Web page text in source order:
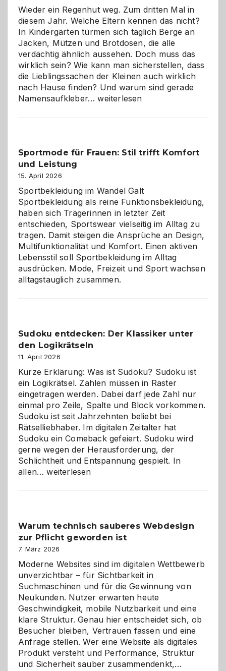
die
richtige
Wahl?
Wieder ein Regenhut weg. Zum dritten Mal in
diesem Jahr. Welche Eltern kennen das nicht?
In Kindergärten türmen sich täglich Berge an
Jacken, Mützen und Brotdosen, die alle
verdächtig ähnlich aussehen. Doch muss das
wirklich sein? Wie kann man sicherstellen, dass
die Lieblingssachen der Kleinen auch wirklich
nach Hause finden? Und warum sind gerade
Namensaufkleber…Namensaufkleber
gegen
Chaos
weiterlesen
Sportmode für Frauen: Stil trifft Komfort
und Leistung
15. April 2026
Sportbekleidung im Wandel Galt
Sportbekleidung als reine Funktionsbekleidung,
haben sich Trägerinnen in letzter Zeit
entschieden, Sportswear vielseitig im Alltag zu
tragen. Damit steigen die Ansprüche an Design,
Multifunktionalität und Komfort. Einen aktiven
Lebensstil soll Sportbekleidung im Alltag
ausdrücken. Mode, Freizeit und Sport wachsen
alltagstauglich zusammen.
Sudoku entdecken: Der Klassiker unter
den Logikrätseln
11. April 2026
Kurze Erklärung: Was ist Sudoku? Sudoku ist
ein Logikrätsel. Zahlen müssen in Raster
eingetragen werden. Dabei darf jede Zahl nur
einmal pro Zeile, Spalte und Block vorkommen.
Sudoku ist seit Jahrzehnten beliebt bei
Rätselliebhaber. Im digitalen Zeitalter hat
Sudoku ein Comeback gefeiert. Sudoku wird
gerne wegen der Herausforderung, der
Schlichtheit und Entspannung gespielt. In
allen…Sudoku
den
Logikrätseln
weiterlesen
Warum technisch sauberes Webdesign
zur Pflicht geworden ist
7. März 2026
Moderne Websites sind im digitalen Wettbewerb
unverzichtbar – für Sichtbarkeit in
Suchmaschinen und für die Gewinnung von
Neukunden. Nutzer erwarten heute
Geschwindigkeit, mobile Nutzbarkeit und eine
klare Struktur. Genau hier entscheidet sich, ob
Besucher bleiben, Vertrauen fassen und eine
Anfrage stellen. Wer eine Website als digitales
Produkt versteht und Performance, Struktur
und Sicherheit sauber zusammendenkt,…